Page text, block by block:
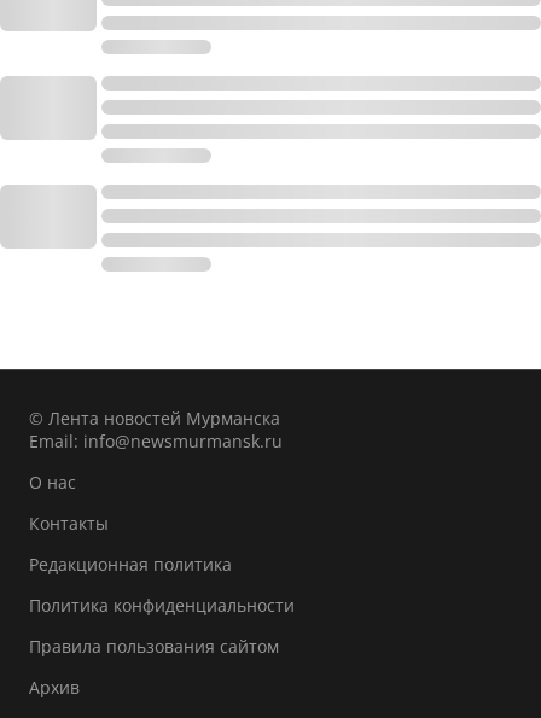
© Лента новостей Мурманска
Email: info@newsmurmansk.ru
О нас
Контакты
Редакционная политика
Политика конфиденциальности
Правила пользования сайтом
Архив